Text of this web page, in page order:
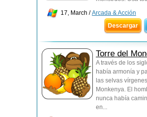
17, March /Arcada & Acción
Descargar
Torre del
A través de los
había armonía y
las selvas
Monkenya. El
nunca había
en...